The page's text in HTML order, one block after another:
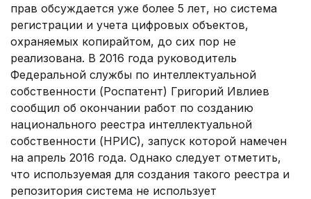
прав обсуждается уже более 5 лет, но система
регистрации и учета цифровых объектов,
охраняемых копирайтом, до сих пор не
реализована. В 2016 года руководитель
Федеральной службы по интеллектуальной
собственности (Роспатент) Григорий Ивлиев
сообщил об окончании работ по созданию
национального реестра интеллектуальной
собственности (НРИС), запуск которой намечен
на апрель 2016 года. Однако следует отметить,
что используемая для создания такого реестра и
репозитория система не использует